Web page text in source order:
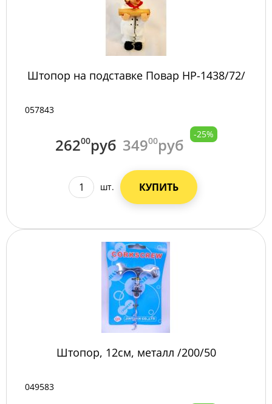
Штопор на подставке Повар HP-1438/72/
057843
26200руб 34900руб
-25%
шт. КУПИТЬ
Штопор, 12см, металл /200/50
049583